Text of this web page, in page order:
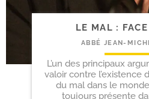
LE MAL :
ABBÉ JEAN-
L’un des principaux
valoir contre l’existence
du mal dans le
toujours présente